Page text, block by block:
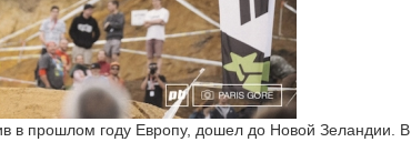
в прошлом году Европу, дошел до Новой Зеландии. В